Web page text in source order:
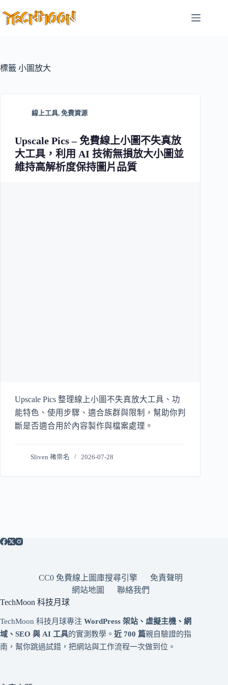
至
容
標籤 小圖放大
線上工具, 免費資源
Upscale Pics – 免費線上小圖不失真放
大工具，利用 AI 技術無損放大小圖並
維持高解析度保持圖片品質
Upscale Pics 整理線上小圖不失真放大工具、功
能特色、使用步驟、適合族群與限制，幫助你判
斷是否適合用於內容製作與檔案處理。
Sliven 褚崇名 2026-07-28
CC0 免費線上圖庫搜尋引擎
免責聲明
網站地圖
聯絡我們
TechMoon 科技月球
TechMoon 科技月球專注 WordPress 架站、虛擬主機、網
域、SEO 與 AI 工具的實測教學。 近 700 篇親自驗證的指
南，幫你跳過試錯，把網站與工作流程一次做到位。